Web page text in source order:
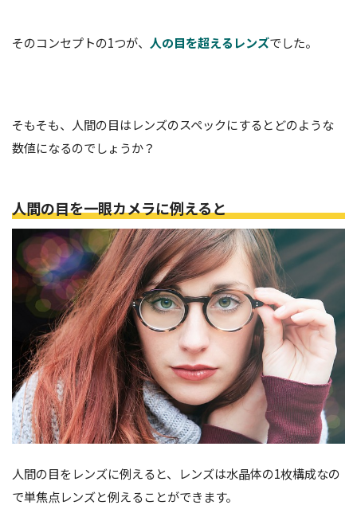
そのコンセプトの1つが、 人の目を超えるレンズでした。
そもそも、人間の目はレンズのスペックにするとどのような
数値になるのでしょうか？
人間の目を一眼カメラに例えると
人間の目をレンズに例えると、レンズは水晶体の1枚構成なの
で単焦点レンズと例えることができます。